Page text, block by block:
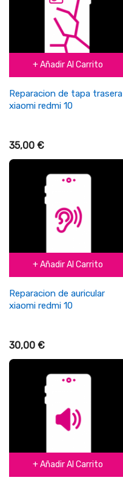
+ Añadir Al Carrito
Reparacion de tapa trasera
xiaomi redmi 10
35,00 €
+ Añadir Al Carrito
Reparacion de auricular
xiaomi redmi 10
30,00 €
+ Añadir Al Carrito